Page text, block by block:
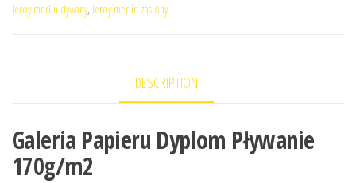
leroy merlin dywany, leroy merlin zasłony
DESCRIPTION
Galeria Papieru Dyplom Pływanie
170g/m2